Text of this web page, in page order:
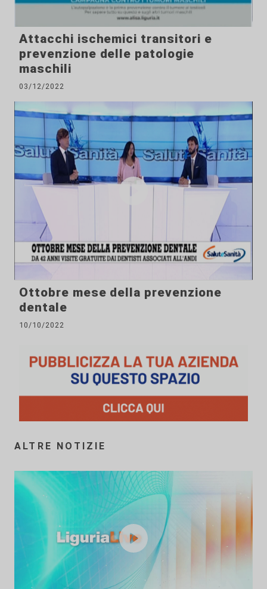
Attacchi ischemici transitori e
prevenzione delle patologie
maschili
03/12/2022
Ottobre mese della prevenzione
dentale
10/10/2022
ALTRE NOTIZIE